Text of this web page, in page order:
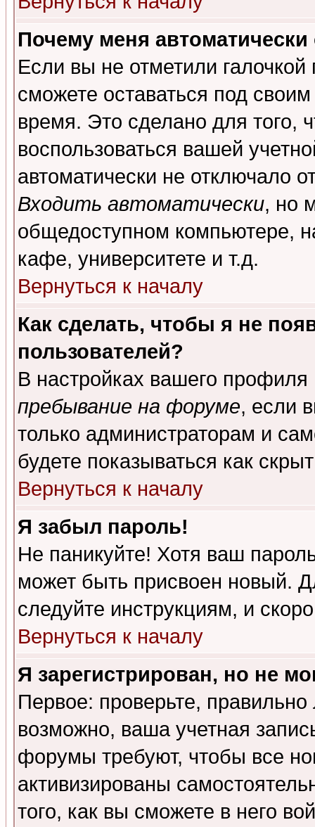
Почему меня автоматически
Если вы не отметили галочкой
сможете оставаться под
время. Это сделано для того,
воспользоваться вашей
автоматически не отключало
Входить автоматически, но
общедоступном компьютере,
кафе, университете и т.д.
Вернуться к началу
Как сделать, чтобы я не
пользователей?
В настройках вашего
пребывание на форуме, если
только администраторам и
будете показываться как
Вернуться к началу
Я забыл пароль!
Не паникуйте! Хотя ваш
может быть присвоен новый.
следуйте инструкциям, и
Вернуться к началу
Я зарегистрирован, но не
Первое: проверьте,
возможно, ваша учетная
форумы требуют, чтобы все
активизированы
того, как вы сможете в него